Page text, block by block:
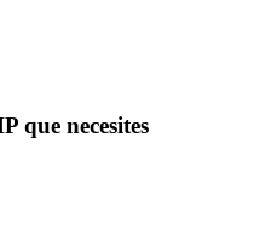
que necesites